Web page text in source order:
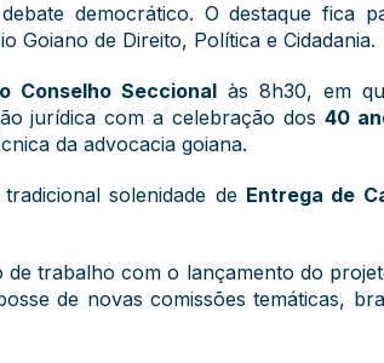
democrático. O destaque fica
Goiano de Direito, Política e Cidadania.
Conselho Seccionalàs 8h30, em
jurídica com a celebração dos40
da advocacia goiana.
solenidade de Entrega de
trabalho com o lançamento do
de novas comissões temáticas,